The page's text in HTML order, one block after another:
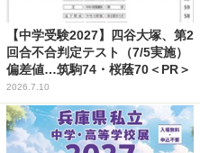
【中学受験2027】四谷大塚、第2
回合不合判定テスト（7/5実施）
偏差値…筑駒74・桜蔭70＜PR＞
2026.7.10